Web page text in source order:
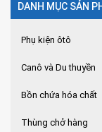
DANH MỤC SẢN
Phụ kiện ôtô
Canô và Du thuyền
Bồn chứa hóa chất
Thùng chở hàng